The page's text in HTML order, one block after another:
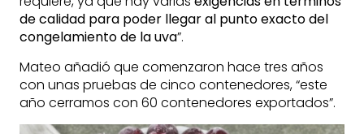
de calidad para poder llegar al punto exacto del
congelamiento de la uva”.
Mateo añadió que comenzaron hace tres años
con unas pruebas de cinco contenedores, “este
año cerramos con 60 contenedores exportados”.